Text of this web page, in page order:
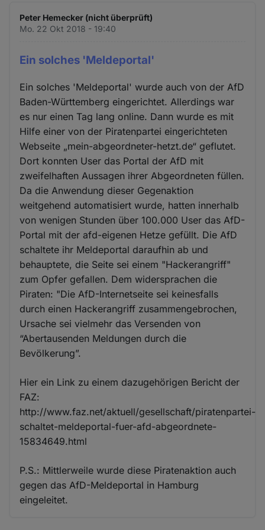
Peter Hemecker (nicht überprüft)
Mo. 22 Okt 2018 - 19:40
Ein solches 'Meldeportal'
Ein solches 'Meldeportal' wurde auch von der AfD
Baden-Württemberg eingerichtet. Allerdings war
es nur einen Tag lang online. Dann wurde es mit
Hilfe einer von der Piratenpartei eingerichteten
Webseite „mein-abgeordneter-hetzt.de“ geflutet.
Dort konnten User das Portal der AfD mit
zweifelhaften Aussagen ihrer Abgeordneten füllen.
Da die Anwendung dieser Gegenaktion
weitgehend automatisiert wurde, hatten innerhalb
von wenigen Stunden über 100.000 User das AfD-
Portal mit der afd-eigenen Hetze gefüllt. Die AfD
schaltete ihr Meldeportal daraufhin ab und
behauptete, die Seite sei einem "Hackerangriff"
zum Opfer gefallen. Dem widersprachen die
Piraten: "Die AfD-Internetseite sei keinesfalls
durch einen Hackerangriff zusammengebrochen,
Ursache sei vielmehr das Versenden von
“Abertausenden Meldungen durch die
Bevölkerung”.
Hier ein Link zu einem dazugehörigen Bericht der
FAZ:
http://www.faz.net/aktuell/gesellschaft/piratenpartei-
schaltet-meldeportal-fuer-afd-abgeordnete-
15834649.html
P.S.: Mittlerweile wurde diese Piratenaktion auch
gegen das AfD-Meldeportal in Hamburg
eingeleitet.